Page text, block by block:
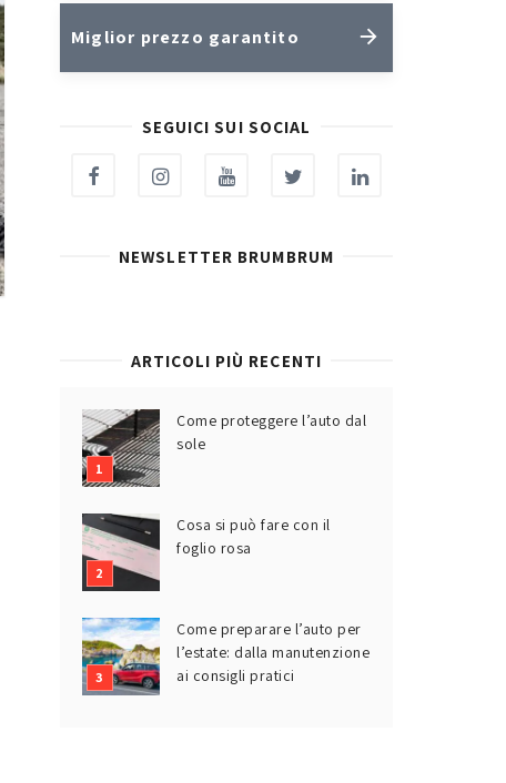
Miglior prezzo garantito
SEGUICI SUI SOCIAL
NEWSLETTER BRUMBRUM
ARTICOLI PIÙ RECENTI
Come proteggere l’auto dal
sole
Cosa si può fare con il
foglio rosa
Come preparare l’auto per
l’estate: dalla manutenzione
ai consigli pratici